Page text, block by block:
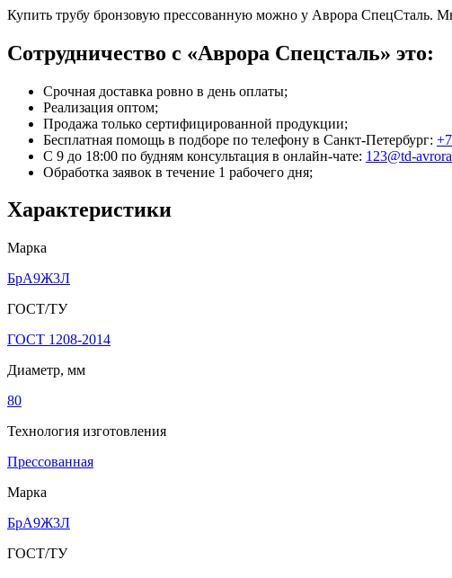
Купить трубу бронзовую прессованную можно у Аврора СпецСталь.
Сотрудничество с «Аврора Спецсталь» это:
Срочная доставка ровно в день оплаты;
Реализация оптом;
Продажа только сертифицированной продукции;
Бесплатная помощь в подборе по телефону в Санкт-Петербург:
С 9 до 18:00 по будням консультация в онлайн-чате: 123@td-
Обработка заявок в течение 1 рабочего дня;
Характеристики
Марка
БрА9Ж3Л
ГОСТ/ТУ
ГОСТ 1208-2014
Диаметр, мм
80
Технология изготовления
Прессованная
Марка
БрА9Ж3Л
ГОСТ/ТУ